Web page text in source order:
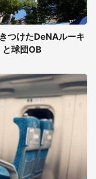
つけたDeNAルーキ
と球団OB